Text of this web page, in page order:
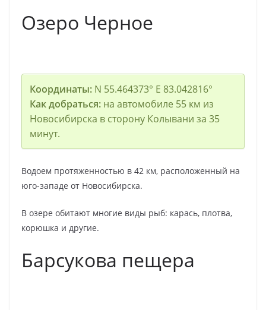
Озеро Черное
Координаты:N 55.464373° E 83.042816°
Как добраться:на автомобиле 55 км из
Новосибирска в сторону Колывани за 35
минут.
Водоем протяженностью в 42 км, расположенный на
юго-западе от Новосибирска.
В озере обитают многие виды рыб: карась, плотва,
корюшка и другие.
Барсукова пещера